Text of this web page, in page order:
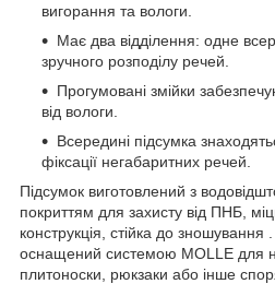
вигорання та вологи.
Має два відділення: одне
зручного розподілу речей.
Прогумовані змійки
від вологи.
Всередині підсумка
фіксації негабаритних речей.
Підсумок виготовлений з
покриттям для захисту від ПНБ,
конструкція, стійка до зношування
оснащений системою MOLLE для
плитоноски, рюкзаки або інше